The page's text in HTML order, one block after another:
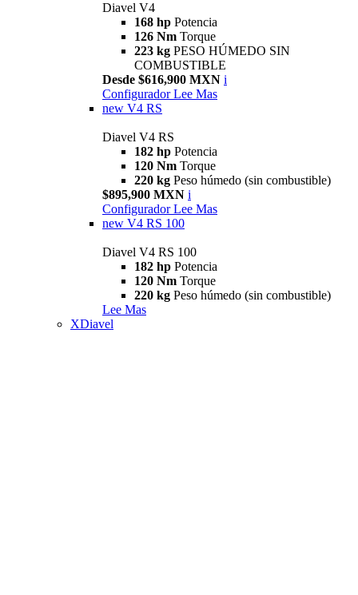
Diavel V4
168 hp Potencia
126 Nm Torque
223 kg PESO HÚMEDO SIN
COMBUSTIBLE
Desde $616,900 MXN i
Configurador Lee Mas
new V4 RS
Diavel V4 RS
182 hp Potencia
120 Nm Torque
220 kg Peso húmedo (sin combustible)
$895,900 MXN i
Configurador Lee Mas
new V4 RS 100
Diavel V4 RS 100
182 hp Potencia
120 Nm Torque
220 kg Peso húmedo (sin combustible)
Lee Mas
XDiavel